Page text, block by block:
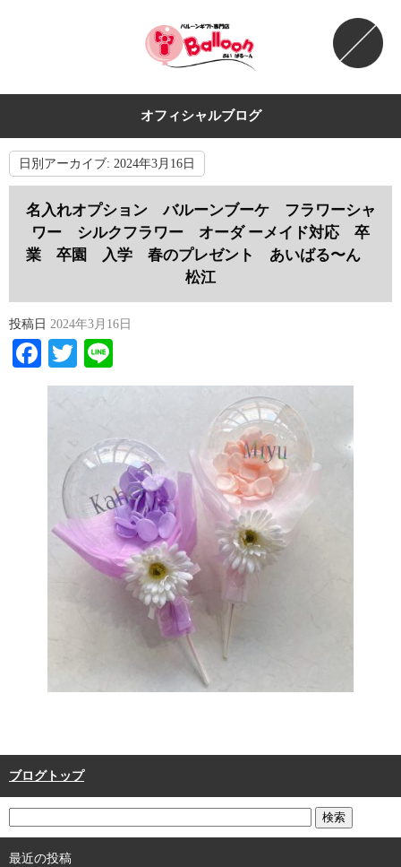
オフィシャルブログ
日別アーカイブ: 2024年3月16日
名入れオプション バルーンブーケ フラワーシャ
ワー シルクフラワー オーダ ーメイド対応 卒
業 卒園 入学 春のプレゼント あいばる〜ん
松江
投稿日 2024年3月16日
Facebook
Twitter
ブログトップ
最近の投稿